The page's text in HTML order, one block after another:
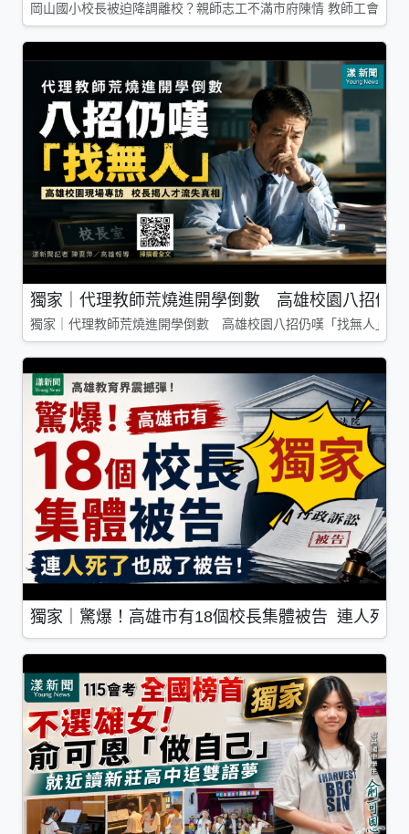
岡山國小校長被迫降調離校？親師志工不滿市府陳情 教師工會槓
獨家｜代理教師荒燒進開學倒數 高雄校園八招仍
獨家｜代理教師荒燒進開學倒數 高雄校園八招仍嘆「找無人」
獨家｜驚爆！高雄市有18個校長集體被告 連人死了